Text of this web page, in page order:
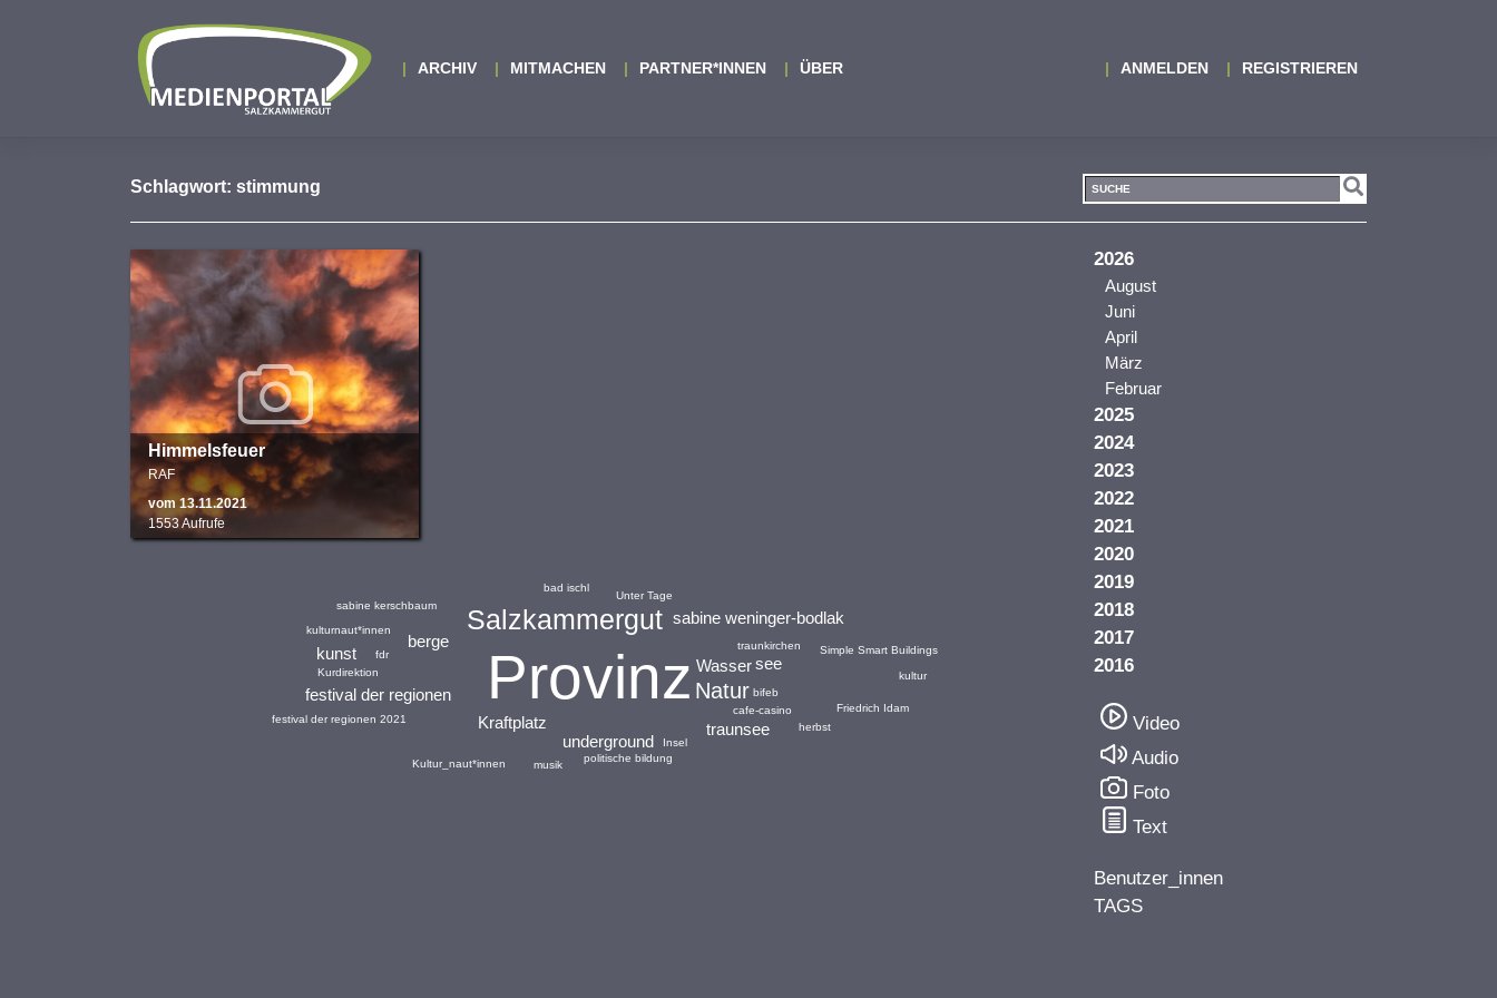
ARCHIV MITMACHEN PARTNER*INNEN ÜBER ANMELDEN REGISTRIEREN
Schlagwort: stimmung
Himmelsfeuer
RAF
vom 13.11.2021
1553 Aufrufe
Provinz
Salzkammergut
Natur
Wasser
Kraftplatz
festival der regionen
see
traunsee
berge
sabine weninger-bodlak
underground
kunst traunkirchen
cafe-casino
Kurdirektion
bifeb
fdr
politische bildung
Unter Tage
kulturnaut*innen
Insel
Simple Smart Buildings
festival der regionen 2021
sabine kerschbaum
herbst
Kultur_naut*innen
bad ischl
musik
Friedrich Idam
kultur
2026
August
Juni
April
März
Februar
2025
2024
2023
2022
2021
2020
2019
2018
2017
2016
Video
Audio
Foto
Text
Benutzer_innen
TAGS